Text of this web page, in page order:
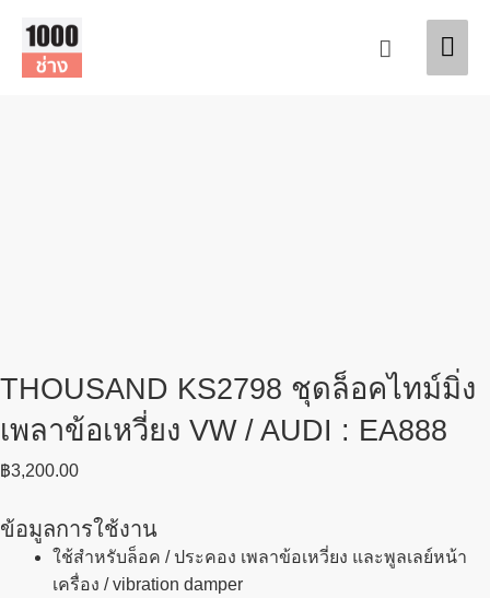
content
Search
THOUSAND KS2798 ชุดล็อคไทม์มิ่ง
เพลาข้อเหวี่ยง VW / AUDI : EA888
฿3,200.00
ข้อมูลการใช้งาน
ใช้สำหรับล็อค / ประคอง เพลาข้อเหวี่ยง และพูลเลย์หน้า
เครื่อง / vibration damper